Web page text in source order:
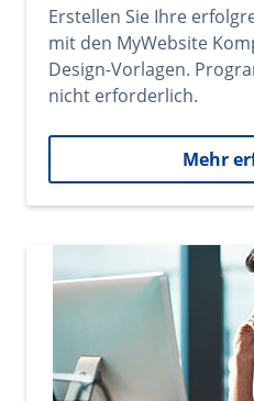
Erstellen Sie Ihre
mit den MyWebsite
Design-Vorlagen.
nicht erforderlich.
Mehr